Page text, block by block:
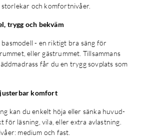
storlekar och komfortnivåer.
trygg och bekväm
- en riktigt bra säng för
eller gästrummet. Tillsammans
får du en trygg sovplats som
komfort
kan du enkelt höja eller sänka huvud-
för läsning, vila, eller extra avlastning.
medium och fast.